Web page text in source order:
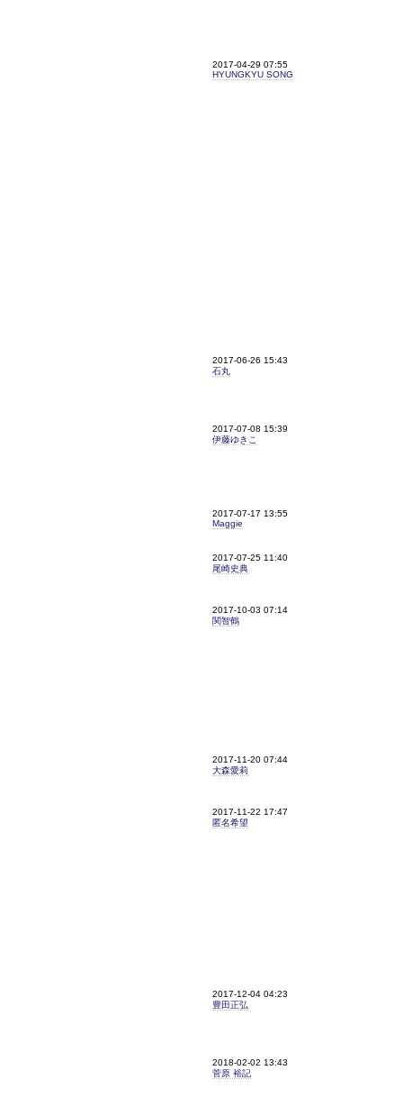
2017-04-29 07:55
HYUNGKYU SONG
2017-06-26 15:43
石丸
2017-07-08 15:39
伊藤ゆきこ
2017-07-17 13:55
Maggie
2017-07-25 11:40
尾崎史典
2017-10-03 07:14
関智鶴
2017-11-20 07:44
大森愛莉
2017-11-22 17:47
匿名希望
2017-12-04 04:23
豊田正弘
2018-02-02 13:43
菅原 裕記